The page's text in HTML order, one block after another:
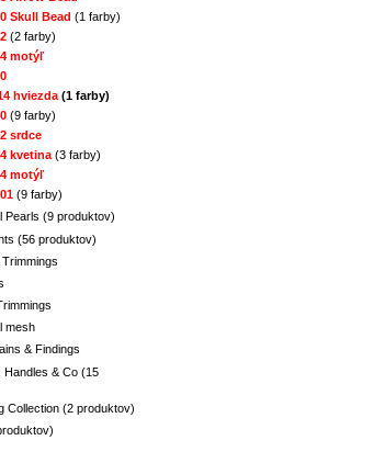
Skull Bead (1 farby)
(2 farby)
motýľ
hviezda (1 farby)
(9 farby)
srdce
kvetina (3 farby)
motýľ
(9 farby)
Pearls (9 produktov)
(56 produktov)
mesh
& Findings
& Co (15
Collection (2 produktov)